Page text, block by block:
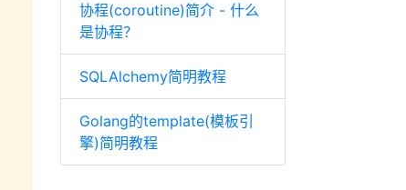
协程(coroutine)简介 - 什么
是协程？
SQLAlchemy简明教程
Golang的template(模板引
擎)简明教程